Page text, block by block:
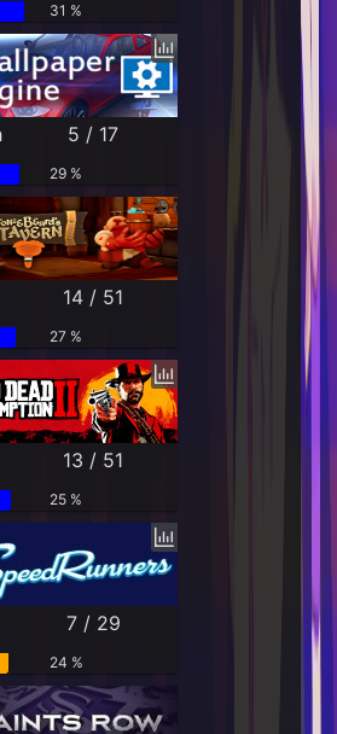
31 %
5 / 17
29 %
14 / 51
27 %
13 / 51
25 %
7 / 29
24 %